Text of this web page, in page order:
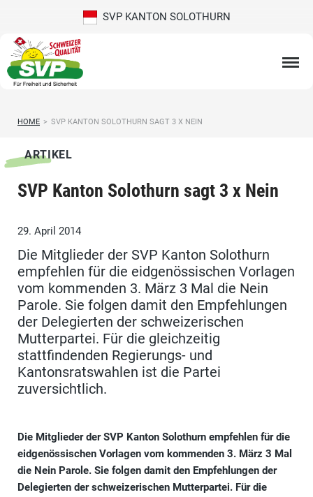
SVP KANTON SOLOTHURN
HOME > SVP KANTON SOLOTHURN SAGT 3 X NEIN
ARTIKEL
SVP Kanton Solothurn sagt 3 x Nein
29. April 2014
Die Mitglieder der SVP Kanton Solothurn
empfehlen für die eidgenössischen Vorlagen
vom kommenden 3. März 3 Mal die Nein
Parole. Sie folgen damit den Empfehlungen
der Delegierten der schweizerischen
Mutterpartei. Für die gleichzeitig
stattfindenden Regierungs- und
Kantonsratswahlen ist die Partei
zuversichtlich.
Die Mitglieder der SVP Kanton Solothurn empfehlen für die
eidgenössischen Vorlagen vom kommenden 3. März 3 Mal
die Nein Parole. Sie folgen damit den Empfehlungen der
Delegierten der schweizerischen Mutterpartei. Für die